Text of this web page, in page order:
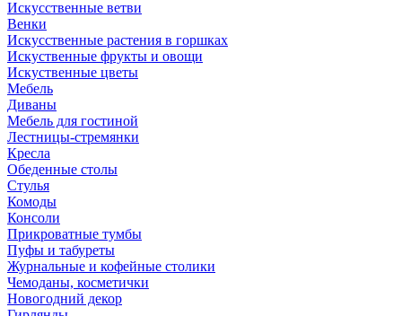
Искусственные ветви
Венки
Искусственные растения в горшках
Искуственные фрукты и овощи
Искуственные цветы
Мебель
Диваны
Мебель для гостиной
Лестницы-стремянки
Кресла
Обеденные столы
Стулья
Комоды
Консоли
Прикроватные тумбы
Пуфы и табуреты
Журнальные и кофейные столики
Чемоданы, косметички
Новогодний декор